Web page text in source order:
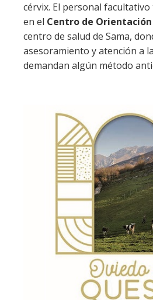
cérvix. El personal
en el Centro de
centro de salud de Sama,
asesoramiento y atención a
demandan algún método